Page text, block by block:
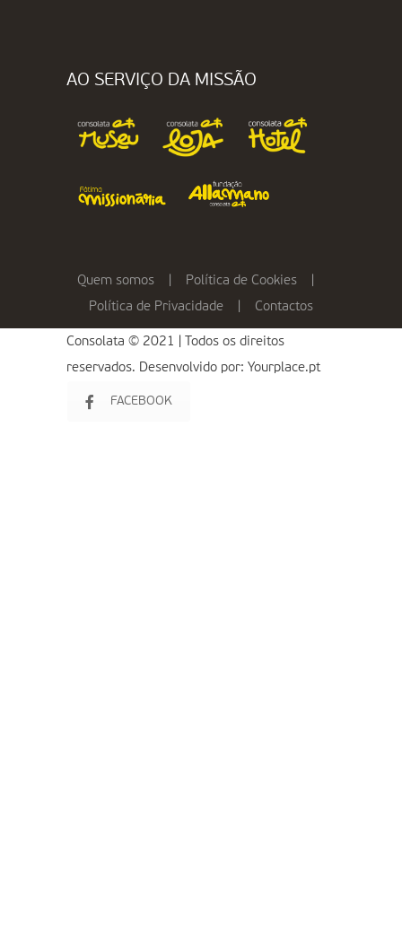
AO SERVIÇO DA MISSÃO
Quem somos Política de Cookies
Política de Privacidade
Contactos
Consolata © 2021 | Todos os direitos
reservados. Desenvolvido por: Yourplace.pt
FACEBOOK